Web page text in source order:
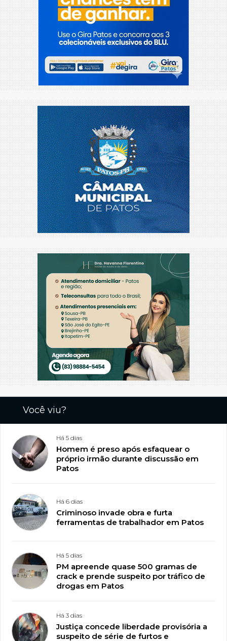
Você viu?
Há 5 dias
Homem é preso após esfaquear o
próprio irmão durante discussão em
Patos
Há 6 dias
Criminoso invade obra e furta
ferramentas de trabalhador em Patos
Há 5 dias
PM apreende quase 500 gramas de
crack e prende suspeito por tráfico de
drogas em Patos
Há 3 dias
Justiça concede liberdade provisória a
suspeito de série de furtos e